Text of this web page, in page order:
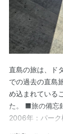
直島の旅は、ド
での過去の直島
め込まれている
た。 ■旅の備忘
2006年：パー